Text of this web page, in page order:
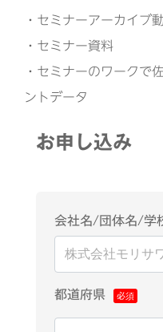
・セミナーアーカイブ
・セミナー資料
・セミナーのワークで
ントデータ
お申し込み
会社名/団体名/学
都道府県